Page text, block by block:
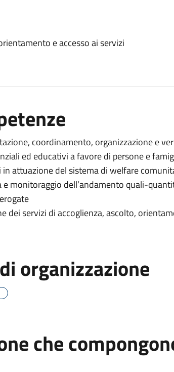
e accesso ai servizi
coordinamento, organizzazione e
ed educativi a favore di persone e
in attuazione del sistema di welfare
e monitoraggio dell’andamento quali-
dei servizi di accoglienza, ascolto,
organizzazione
che